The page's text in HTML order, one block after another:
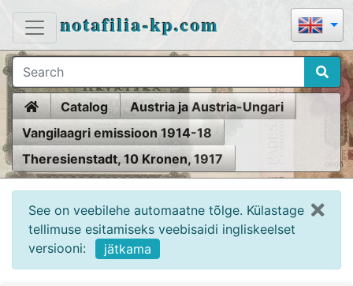
notafilia-kp.com
HomeCatalog
Austria ja Austria-Ungari
Vangilaagri emissioon 1914-18
Theresienstadt, 10 Kronen, 1917
See on veebilehe automaatne tõlge. Külastage
tellimuse esitamiseks veebisaidi ingliskeelset
versiooni:
jätkama